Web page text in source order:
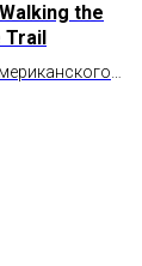
the
Trail